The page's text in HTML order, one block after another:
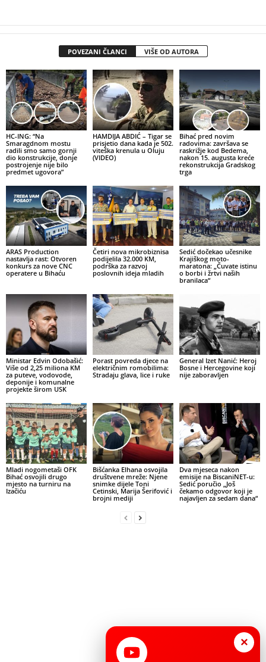
POVEZANI ČLANCI VIŠE OD AUTORA
HC-ING: “Na
Smaragdnom mostu
radili smo samo gornji
dio konstrukcije, donje
postrojenje nije bilo
predmet ugovora”
HAMDIJA ABDIĆ – Tigar se
prisjetio dana kada je 502.
viteška krenula u Oluju
(VIDEO)
Bihać pred novim
radovima: završava se
raskrižje kod Bedema,
nakon 15. augusta kreće
rekonstrukcija Gradskog
trga
ARAS Production
nastavlja rast: Otvoren
konkurs za nove CNC
operatere u Bihaću
Četiri nova mikrobiznisa
podijelila 32.000 KM,
podrška za razvoj
poslovnih ideja mladih
Sedić dočekao učesnike
Krajiškog moto-
maratona: „Čuvate istinu
o borbi i žrtvi naših
branilaca“
Ministar Edvin Odobašić:
Više od 2,25 miliona KM
za puteve, vodovode,
deponije i komunalne
projekte širom USK
Porast povreda djece na
električnim romobilima:
Stradaju glava, lice i ruke
General Izet Nanić: Heroj
Bosne i Hercegovine koji
nije zaboravljen
Mladi nogometaši OFK
Bihać osvojili drugo
mjesto na turniru na
Izačiću
Bišćanka Elhana osvojila
društvene mreže: Njene
snimke dijele Toni
Cetinski, Marija Šerifović i
brojni mediji
Dva mjeseca nakon
emisije na BiscaniNET-u:
Sedić poručio „Još
čekamo odgovor koji je
najavljen za sedam dana“
×